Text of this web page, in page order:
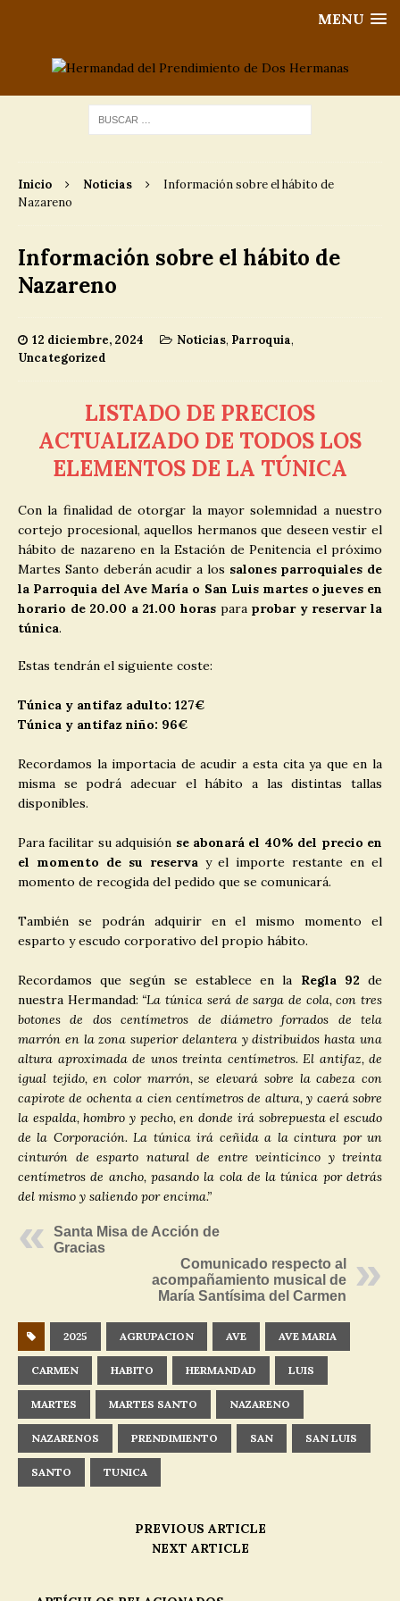
MENU
Inicio Noticias
Información sobre el hábito de
Nazareno
Información sobre el hábito de
Nazareno
12 diciembre, 2024 Noticias, Parroquia,
Uncategorized
LISTADO DE PRECIOS
ACTUALIZADO DE TODOS LOS
ELEMENTOS DE LA TÚNICA
Con la finalidad de otorgar la mayor solemnidad a nuestro
cortejo procesional, aquellos hermanos que deseen vestir el
hábito de nazareno en la Estación de Penitencia el próximo
Martes Santo deberán acudir a los salones parroquiales de
la Parroquia del Ave María o San Luis martes o jueves en
horario de 20.00 a 21.00 horas para probar y reservar la
túnica.
Estas tendrán el siguiente coste:
Túnica y antifaz adulto: 127€
Túnica y antifaz niño: 96€
Recordamos la importacia de acudir a esta cita ya que en la
misma se podrá adecuar el hábito a las distintas tallas
disponibles.
Para facilitar su adquisión se abonará el 40% del precio en
el momento de su reservay el importe restante en el
momento de recogida del pedido que se comunicará.
También se podrán adquirir en el mismo momento el
esparto y escudo corporativo del propio hábito.
Recordamos que según se establece en la Regla 92 de
nuestra Hermandad: “La túnica será de sarga de cola, con tres
botones de dos centímetros de diámetro forrados de tela
marrón en la zona superior delantera y distribuidos hasta una
altura aproximada de unos treinta centímetros. El antifaz, de
igual tejido, en color marrón, se elevará sobre la cabeza con
capirote de ochenta a cien centímetros de altura, y caerá sobre
la espalda, hombro y pecho, en donde irá sobrepuesta el escudo
de la Corporación. La túnica irá ceñida a la cintura por un
cinturón de esparto natural de entre veinticinco y treinta
centímetros de ancho, pasando la cola de la túnica por detrás
del mismo y saliendo por encima.”
Santa Misa de Acción de
Gracias
Comunicado respecto al
acompañamiento musical de
María Santísima del Carmen
2025 AGRUPACION AVE AVE MARIA
CARMEN HABITO HERMANDAD LUIS
MARTES MARTES SANTO NAZARENO
NAZARENOS PRENDIMIENTO SAN SAN LUIS
SANTO TUNICA
PREVIOUS ARTICLE
NEXT ARTICLE